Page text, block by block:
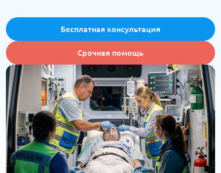
Бесплатная консультация
Срочная помощь